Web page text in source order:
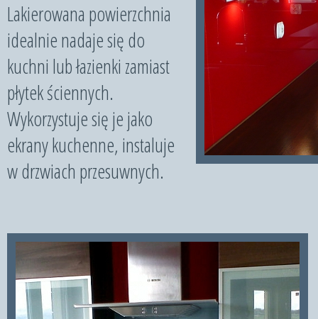
Lakierowana powierzchnia
idealnie nadaje się do
kuchni lub łazienki zamiast
płytek ściennych.
Wykorzystuje się je jako
ekrany kuchenne, instaluje
w drzwiach przesuwnych.